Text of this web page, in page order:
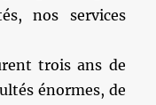
nos services
trois ans de
énormes, de